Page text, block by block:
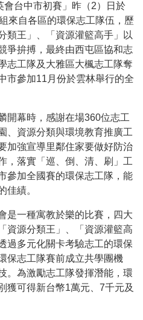
月18日(星期二)舉辦「清潔
品質, 請撥打通報專線0800-
應非洲豬瘟疫情，市民端
端廚餘收運排出方式不變
新垃圾收運班表
會台中市初賽」昨（2）日於
來自各區的環保志工隊伍，歷
類王」、「資源灌籃高手」以
爭拚搏，最終由西屯區協和志
志工隊及大雅區大楓志工隊奪
市參加11月份於雲林舉行的全
開幕時，感謝在場360位志工
、資源分類與環境教育推廣工
加強宣導里鄰住家要做好防治
，落實「巡、倒、清、刷」工
參加全國賽的環保志工隊，能
佳績。
是一種寓教於樂的比賽，四大
資源分類王」、「資源灌籃高
過多元化關卡考驗志工的環保
保志工隊賽前成立共學團機
。為激勵志工隊發揮潛能，環
獲可得新台幣1萬元、7千元及